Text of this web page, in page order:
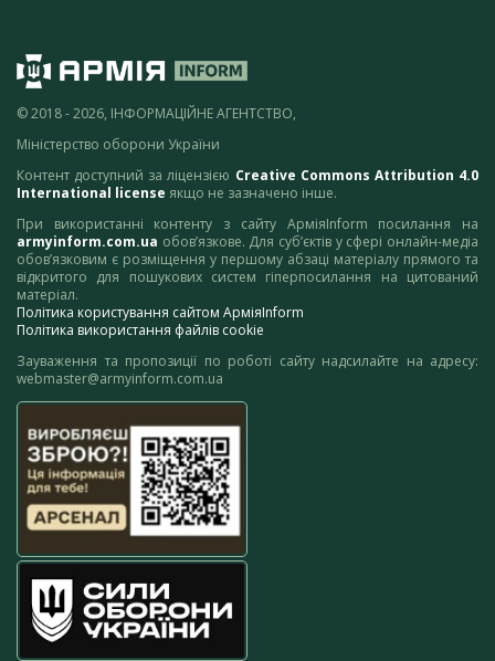
© 2018 - 2026, ІНФОРМАЦІЙНЕ АГЕНТСТВО,
Міністерство оборони України
Контент доступний за ліцензією Creative Commons Attribution 4.0
International license якщо не зазначено інше.
При використанні контенту з сайту АрміяInform посилання на
armyinform.com.ua обов’язкове. Для суб’єктів у сфері онлайн-медіа
обов’язковим є розміщення у першому абзаці матеріалу прямого та
відкритого для пошукових систем гіперпосилання на цитований
матеріал.
Політика користування сайтом АрміяInform
Політика використання файлів cookie
Зауваження та пропозиції по роботі сайту надсилайте на адресу:
webmaster@armyinform.com.ua